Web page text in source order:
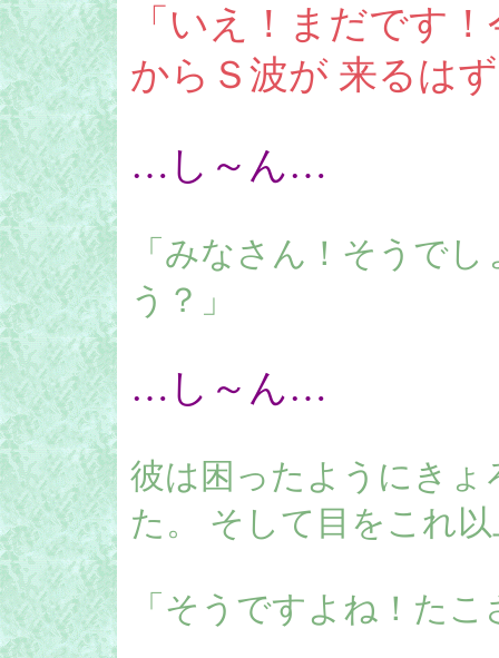
「いえ！まだです
からＳ波が 来るは
…し～ん…
「みなさん！そうで
う？」
…し～ん…
彼は困ったようにき
た。 そして目をこれ
「そうですよね！たこ